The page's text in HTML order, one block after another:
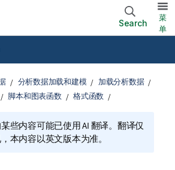
Search
菜
单
分析数据加载和建模
加载分析数据
脚本和图表函数 格式函数
些内容可能已使用 AI 翻译。翻译仅
本内容以英文版本为准。